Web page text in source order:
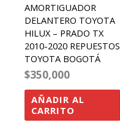
AMORTIGUADOR
DELANTERO TOYOTA
HILUX – PRADO TX
2010-2020 REPUESTOS
TOYOTA BOGOTÁ
$350,000
AÑADIR AL
CARRITO